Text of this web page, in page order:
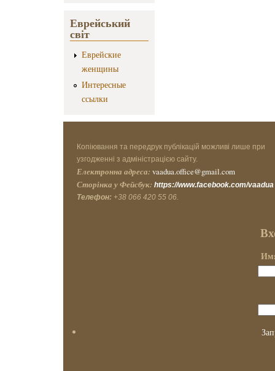
Еврейський
світ
Еврейские
женщины
Интересные
ссылки
Копіювання та передрук публікацій можливі лише при
узгодженні з адміністрацією сайту.
Електронна адреса: vaadua.office@gmail.com
Сторінка у Фейсбук: https://www.facebook.com/vaadua
Телефон: +38 066 420 55 06.